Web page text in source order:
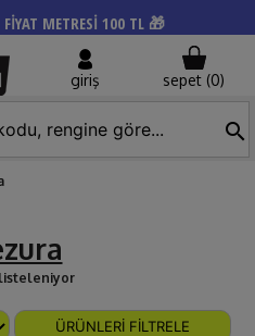
FİYAT METRESİ 100 TL 🎁
giriş sepet (0)
search
listeleniyor
ÜRÜNLERİ FİLTRELE